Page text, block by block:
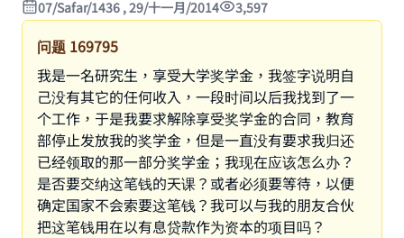
07/Safar/1436 , 29/十一月/2014 3,597
问题 169795
我是一名研究生，享受大学奖学金，我签字说明自
己没有其它的任何收入，一段时间以后我找到了一
个工作，于是我要求解除享受奖学金的合同，教育
部停止发放我的奖学金，但是一直没有要求我归还
已经领取的那一部分奖学金；我现在应该怎么办？
是否要交纳这笔钱的天课？或者必须要等待，以便
确定国家不会索要这笔钱？我可以与我的朋友合伙
把这笔钱用在以有息贷款作为资本的项目吗？